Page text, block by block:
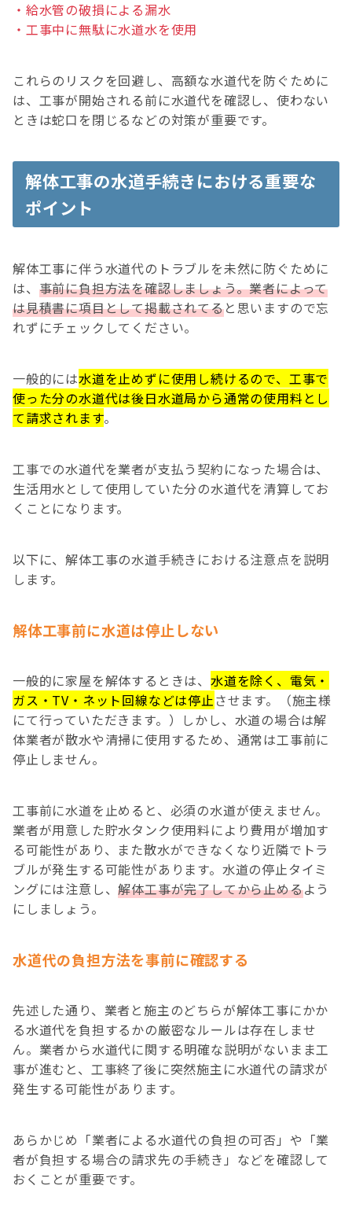
・給水管の破損による漏水
・工事中に無駄に水道水を使用
これらのリスクを回避し、高額な水道代を防ぐために
は、工事が開始される前に水道代を確認し、使わない
ときは蛇口を閉じるなどの対策が重要です。
解体工事の水道手続きにおける重要な
ポイント
解体工事に伴う水道代のトラブルを未然に防ぐために
は、 事前に負担方法を確認しましょう。業者によって
は見積書に項目として掲載されてると思いますので忘
れずにチェックしてください。
一般的には水道を止めずに使用し続けるので、工事で
使った分の水道代は後日水道局から通常の使用料とし
て請求されます。
工事での水道代を業者が支払う契約になった場合は、
生活用水として使用していた分の水道代を清算してお
くことになります。
以下に、解体工事の水道手続きにおける注意点を説明
します。
解体工事前に水道は停止しない
一般的に家屋を解体するときは、水道を除く、電気・
ガス・TV・ネット回線などは停止させます。（施主様
にて行っていただきます。）しかし、水道の場合は解
体業者が散水や清掃に使用するため、通常は工事前に
停止しません。
工事前に水道を止めると、必須の水道が使えません。
業者が用意した貯水タンク使用料により費用が増加す
る可能性があり、また散水ができなくなり近隣でトラ
ブルが発生する可能性があります。水道の停止タイミ
ングには注意し、解体工事が完了してから止めるよう
にしましょう。
水道代の負担方法を事前に確認する
先述した通り、業者と施主のどちらが解体工事にかか
る水道代を負担するかの厳密なルールは存在しませ
ん。業者から水道代に関する明確な説明がないまま工
事が進むと、工事終了後に突然施主に水道代の請求が
発生する可能性があります。
あらかじめ「業者による水道代の負担の可否」や「業
者が負担する場合の請求先の手続き」などを確認して
おくことが重要です。